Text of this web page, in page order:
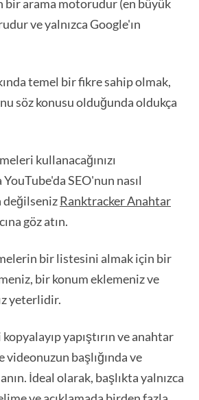
bir arama motorudur (en büyük
ve yalnızca Google'ın
temel bir fikre sahip olmak,
söz konusu olduğunda oldukça
kullanacağınızı
SEO'nun nasıl
değilsenizRanktracker Anahtar
göz atın.
bir listesini almak için bir
bir konum eklemeniz ve
yeterlidir.
yapıştırın ve anahtar
videonuzun başlığında ve
İdeal olarak, başlıkta yalnızca